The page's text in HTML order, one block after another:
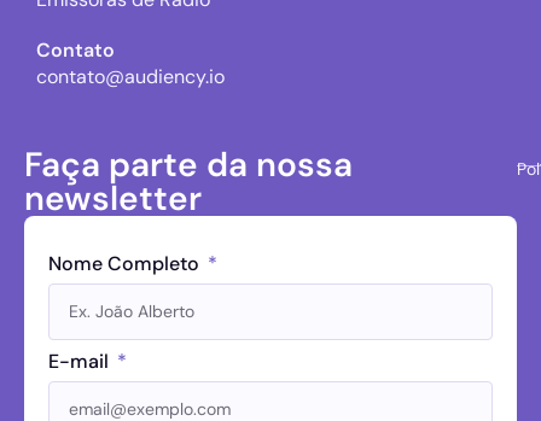
Contato
contato@audiency.io
Faça parte da nossa
newsletter
Nome Completo
E-mail